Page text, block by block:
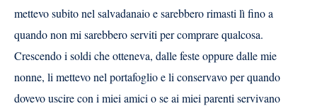
mettevo subito nel salvadanaio e sarebberorimasti lì fino a
quando non mi sarebbero serviti percomprare qualcosa.
Crescendo i soldi che otteneva, dalle feste oppure dalle mie
nonne, li mettevo nel portafoglio e li conservavo per quando
dovevo uscirecon i miei amici o se ai miei parenti servivano